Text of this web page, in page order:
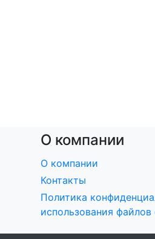
О компании
О компании
Контакты
Политика
использования